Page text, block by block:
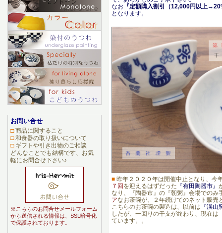
なお 『定額購入割引（12,000円以上
となります。
■ 昨年２０２０年は開催中止となり、今
７回を迎えるはずだった 『有田陶器市』
なり、『陶器市』の『朝粥』会場でのみ
アなお茶碗が、２年続けてのネット販売
こちらのお茶碗の製造は、以前は 『渓山
したが、一回りの干支が終わり、現在は
ています。。
お問い合せ
□商品に関すること
□和食器の取り扱いについて
□ギフトや引き出物のご相談
どんなことでも結構です、お気
軽にお問合せ下さい♪
※こちらのお問合せメールフォーム
から送信される情報は、SSL暗号化
で保護されております。